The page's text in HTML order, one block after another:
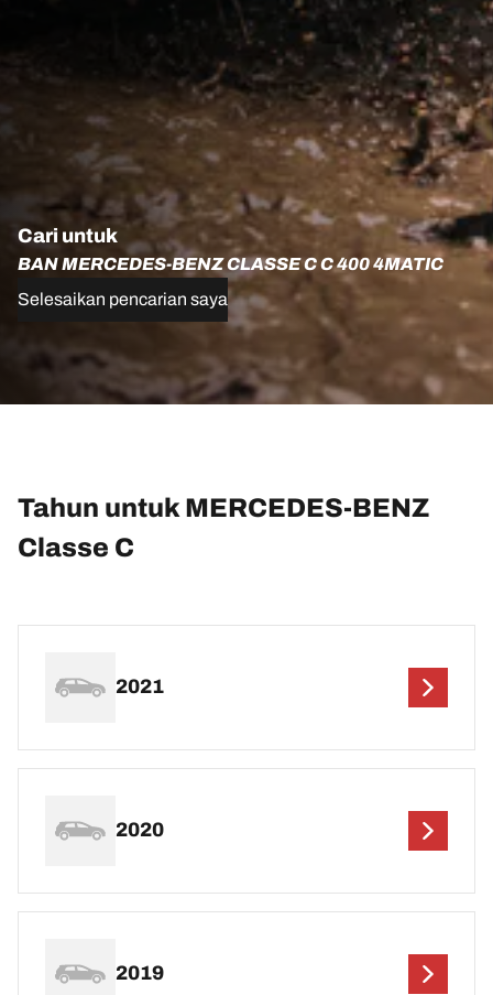
Cari untuk
BAN MERCEDES-BENZ CLASSE C C 400 4MATIC
Selesaikan pencarian saya
Tahun untuk MERCEDES-BENZ
Classe C
2021
2020
2019